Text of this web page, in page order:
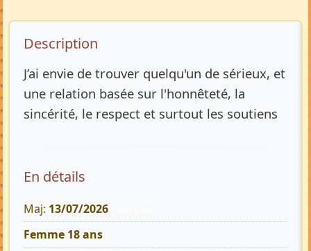
Description de l’annonce
Description
J’ai envie de trouver quelqu'un de sérieux, et
une relation basée sur l'honnêteté, la
sincérité, le respect et surtout les soutiens
En détails
Maj: 13/07/2026
Femme 18 ans